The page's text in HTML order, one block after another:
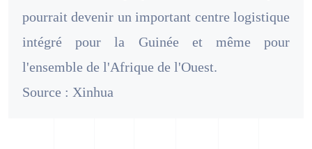
pourrait devenir un important centre logistique
intégré pour la Guinée et même pour
l'ensemble de l'Afrique de l'Ouest.
Source : Xinhua